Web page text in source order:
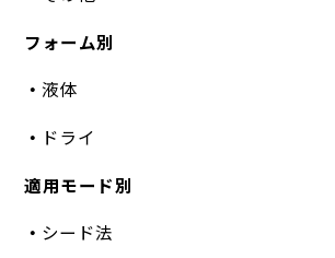
フォーム別
液体
ドライ
適用モード別
シード法